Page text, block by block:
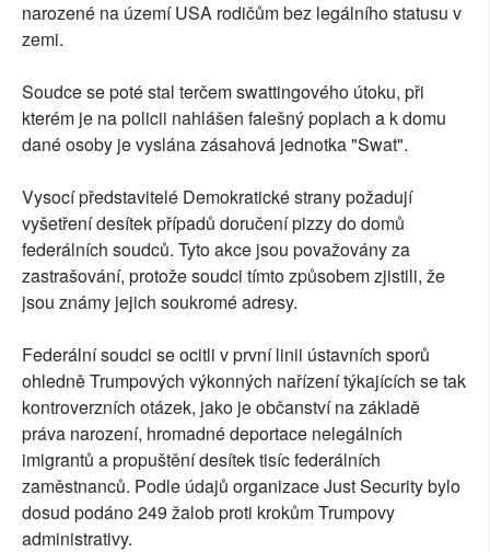
narozené na území USA rodičům bez legálního statusu v
zemi.
Soudce se poté stal terčem swattingového útoku, při
kterém je na policii nahlášen falešný poplach a k domu
dané osoby je vyslána zásahová jednotka "Swat".
Vysocí představitelé Demokratické strany požadují
vyšetření desítek případů doručení pizzy do domů
federálních soudců. Tyto akce jsou považovány za
zastrašování, protože soudci tímto způsobem zjistili, že
jsou známy jejich soukromé adresy.
Federální soudci se ocitli v první linii ústavních sporů
ohledně Trumpových výkonných nařízení týkajících se tak
kontroverzních otázek, jako je občanství na základě
práva narození, hromadné deportace nelegálních
imigrantů a propuštění desítek tisíc federálních
zaměstnanců. Podle údajů organizace Just Security bylo
dosud podáno 249 žalob proti krokům Trumpovy
administrativy.